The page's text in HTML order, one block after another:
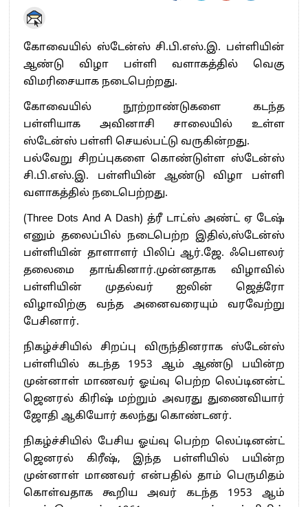
கோவையில் ஸ்டேன்ஸ் சி.பி.எஸ்.இ. பள்ளியின்
ஆண்டு விழா பள்ளி வளாகத்தில் வெகு
விமரிசையாக நடைபெற்றது.
கோவையில் நூற்றாண்டுகளை கடந்த
பள்ளியாக அவினாசி சாலையில் உள்ள
ஸ்டேன்ஸ் பள்ளி செயல்பட்டு வருகின்றது.
பல்வேறு சிறப்புகளை கொண்டுள்ள ஸ்டேன்ஸ்
சி.பி.எஸ்.இ. பள்ளியின் ஆண்டு விழா பள்ளி
வளாகத்தில் நடைபெற்றது.
(Three Dots And A Dash) த்ரீ டாட்ஸ் அண்ட் ஏ டேஷ்
எனும் தலைப்பில் நடைபெற்ற இதில்,ஸ்டேன்ஸ்
பள்ளியின் தாளாளர் பிலிப் ஆர்.ஜே. ஃபெளலர்
தலைமை தாங்கினார்.முன்னதாக விழாவில்
பள்ளியின் முதல்வர் ஐலின் ஜெத்ரோ
விழாவிற்கு வந்த அனைவரையும் வரவேற்று
பேசினார்.
நிகழ்ச்சியில் சிறப்பு விருந்தினராக ஸ்டேன்ஸ்
பள்ளியில் கடந்த 1953 ஆம் ஆண்டு பயின்ற
முன்னாள் மாணவர் ஓய்வு பெற்ற லெப்டினன்ட்
ஜெனரல் கிரிஷ் மற்றும் அவரது துணைவியார்
ஜோதி ஆகியோர் கலந்து கொண்டனர்.
நிகழ்ச்சியில் பேசிய ஓய்வு பெற்ற லெப்டினன்ட்
ஜெனரல் கிரீஷ், இந்த பள்ளியில் பயின்ற
முன்னாள் மாணவர் என்பதில் தாம் பெருமிதம்
கொள்வதாக கூறிய அவர் கடந்த 1953 ஆம்